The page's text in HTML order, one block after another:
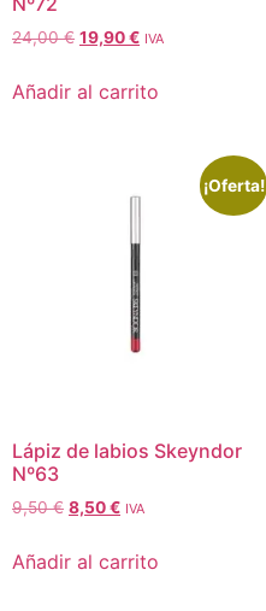
24,00€ 19,90€ IVA
Añadir al carrito
¡Oferta!
Lápiz de labios Skeyndor
Nº63
9,50€ 8,50€ IVA
Añadir al carrito